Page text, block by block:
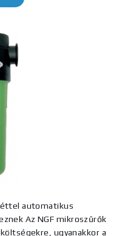
automatikus
Az NGF mikroszűrők
ugyanakkor a